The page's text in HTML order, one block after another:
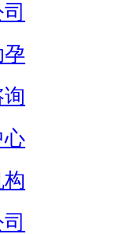
孕
心